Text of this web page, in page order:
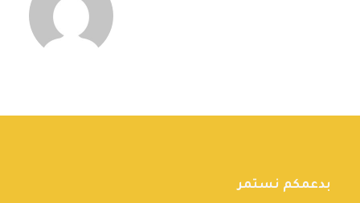
بدعمكم نستمر